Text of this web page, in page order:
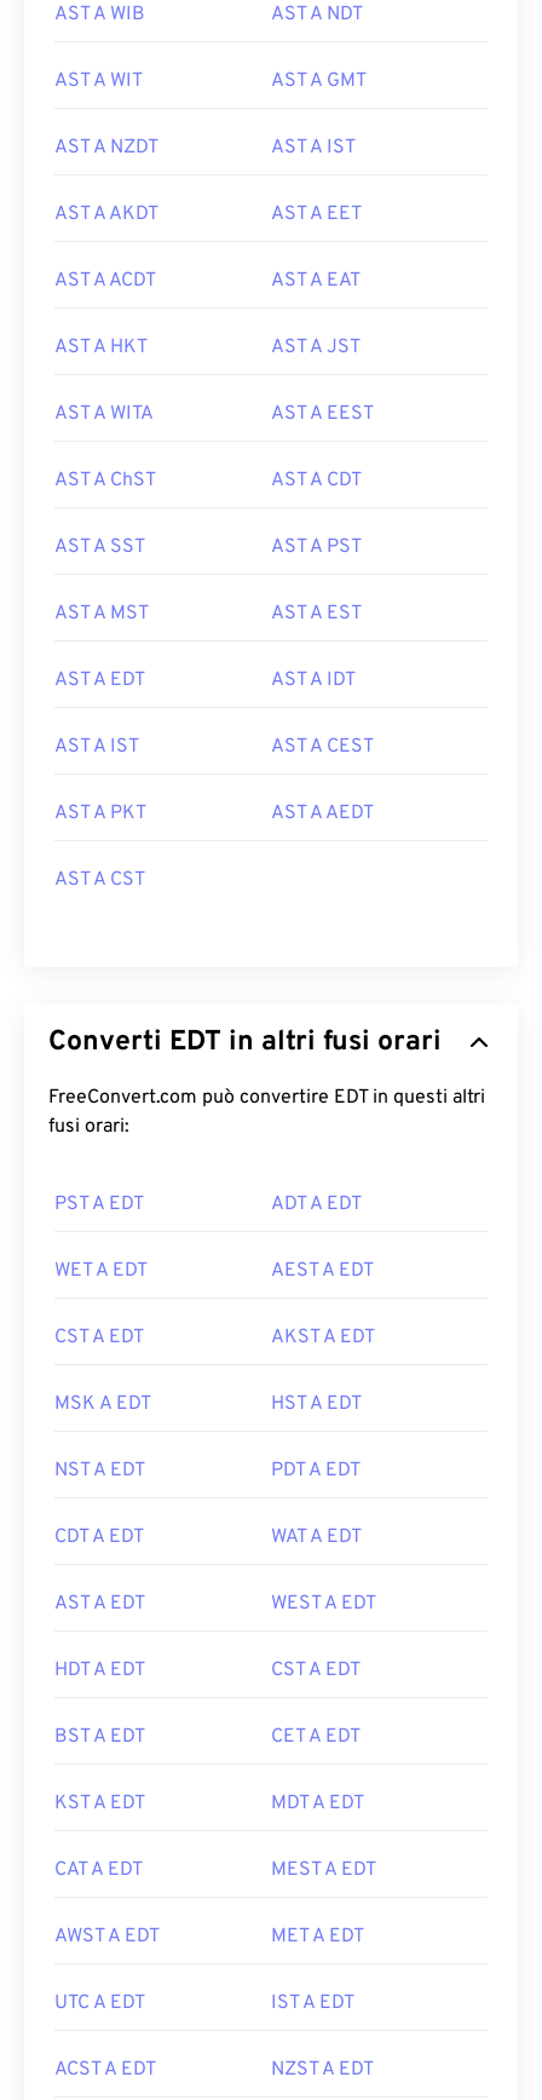
AST A WIB AST A NDT
AST A WIT AST A GMT
AST A NZDT AST A IST
AST A AKDT AST A EET
AST A ACDT AST A EAT
AST A HKT AST A JST
AST A WITA AST A EEST
AST A ChST AST A CDT
AST A SST AST A PST
AST A MST AST A EST
AST A EDT AST A IDT
AST A IST AST A CEST
AST A PKT AST A AEDT
AST A CST
Converti EDT in altri fusi orari
FreeConvert.com può convertire EDT in questi altri
fusi orari:
PST A EDT ADT A EDT
WET A EDT AEST A EDT
CST A EDT AKST A EDT
MSK A EDT HST A EDT
NST A EDT PDT A EDT
CDT A EDT WAT A EDT
AST A EDT WEST A EDT
HDT A EDT CST A EDT
BST A EDT CET A EDT
KST A EDT MDT A EDT
CAT A EDT MEST A EDT
AWST A EDT MET A EDT
UTC A EDT IST A EDT
ACST A EDT NZST A EDT